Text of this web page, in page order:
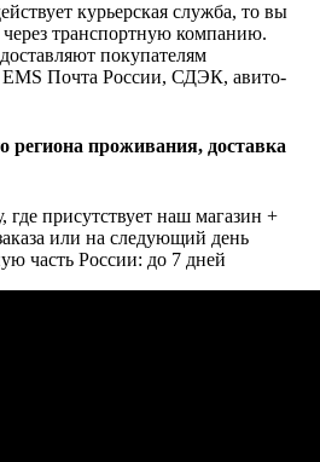
курьерская служба, то вы
через транспортную компанию.
покупателям
Почта России, СДЭК, авито-
региона проживания, доставка
где присутствует наш магазин +
или на следующий день
часть России: до 7 дней